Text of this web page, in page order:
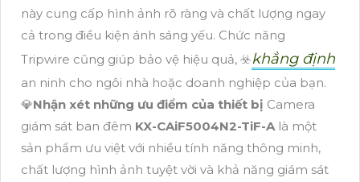
này cung cấp hình ảnh rõ ràng và chất lượng ngay
cả trong điều kiện ánh sáng yếu. Chức năng
Tripwire cũng giúp bảo vệ hiệu quả, ☣️khẳng định
an ninh cho ngôi nhà hoặc doanh nghiệp của bạn.
💎Nhận xét những ưu điểm của thiết bị Camera
giám sát ban đêm KX-CAiF5004N2-TiF-A là một
sản phẩm ưu việt với nhiều tính năng thông minh,
chất lượng hình ảnh tuyệt vời và khả năng giám sát